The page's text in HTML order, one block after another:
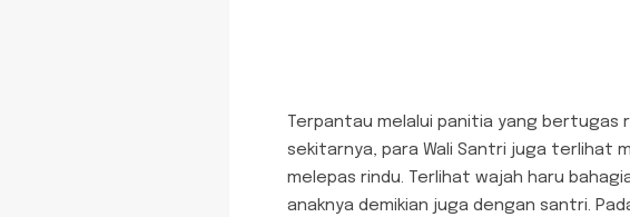
Terpantau melalui panitia yang bertugas
sekitarnya, para Wali Santri juga terlihat
melepas rindu. Terlihat wajah haru
anaknya demikian juga dengan santri.